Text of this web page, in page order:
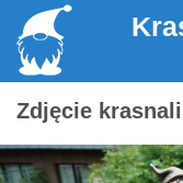
Zdjęcie